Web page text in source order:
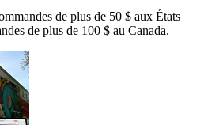
de plus de 50 $ aux États
de plus de 100 $ au Canada.